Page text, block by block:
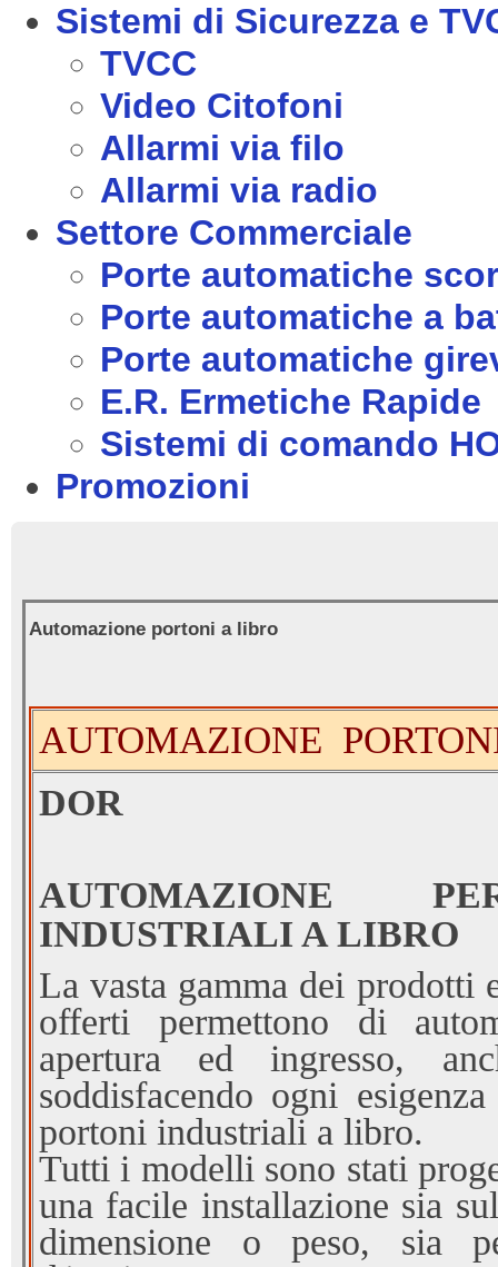
Sistemi di Sicurezza e
TVCC
Video Citofoni
Allarmi via filo
Allarmi via radio
Settore Commerciale
Porte automatiche
Porte automatiche a
Porte automatiche
E.R. Ermetiche Rapide
Sistemi di comando
Promozioni
Automazione portoni a libro
AUTOMAZIONE
DOR
AUTOMAZIONE
INDUSTRIALI A LIBRO
La vasta gamma dei prodotti
offerti permettono di
apertura ed ingresso,
soddisfacendo ogni
portoni industriali a libro.
Tutti i modelli sono stati
una facile installazione sia
dimensione o peso, sia